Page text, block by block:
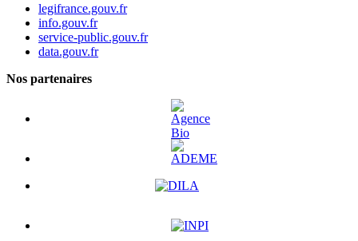
legifrance.gouv.fr
info.gouv.fr
service-public.gouv.fr
data.gouv.fr
Nos partenaires